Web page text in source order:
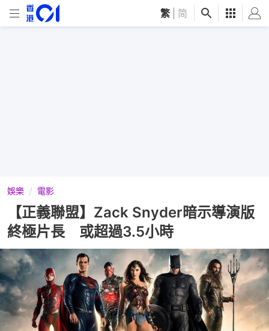
繁 简
娛樂 電影
【正義聯盟】Zack Snyder暗示導演版
終極片長 或超過3.5小時